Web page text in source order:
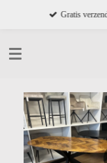
de
hoofdinhoud
Gratis